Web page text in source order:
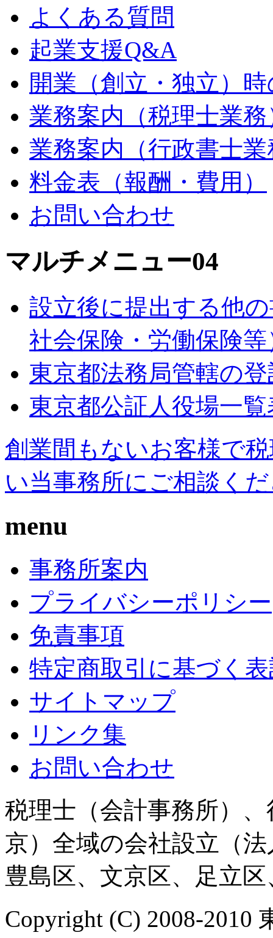
よくある質問
起業支援Q&A
開業（創立・独立）
業務案内（税理士業務
業務案内（行政書士業
料金表（報酬・費用）
お問い合わせ
マルチメニュー04
設立後に提出する他
社会保険・労働保険等
東京都法務局管轄の
東京都公証人役場一覧
創業間もないお客様で
い当事務所にご相談く
menu
事務所案内
プライバシーポリシー
免責事項
特定商取引に基づく
サイトマップ
リンク集
お問い合わせ
税理士（会計事務所）
京）全域の会社設立（
豊島区、文京区、足立
Copyright (C) 2008-2010